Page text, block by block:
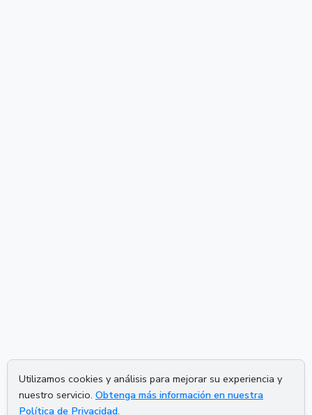
Utilizamos cookies y análisis para mejorar su experiencia y
nuestro servicio. Obtenga más información en nuestra
Política de Privacidad.